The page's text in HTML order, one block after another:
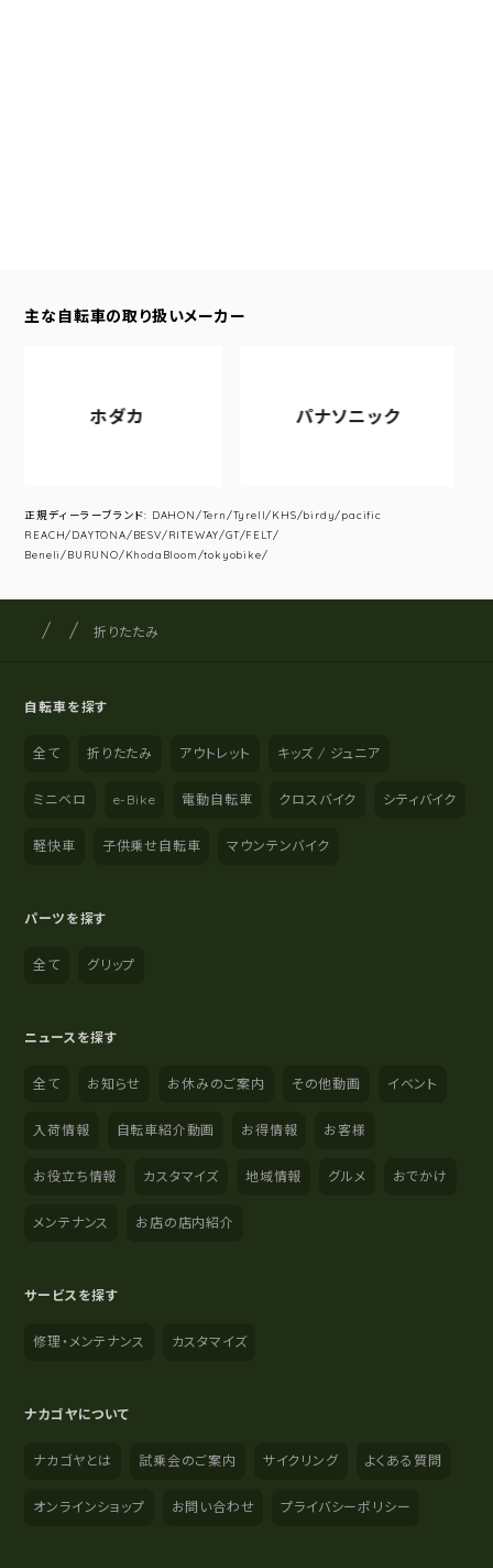
主な自転車の取り扱いメーカー
ホダカ パナソニック
正規ディーラーブランド: DAHON/Tern/Tyrell/KHS/birdy/pacific
REACH/DAYTONA/BESV/RITEWAY/GT/FELT/
Beneli/BURUNO/KhodaBloom/tokyobike/
サイト内の現在地
サイクルショップナカゴヤ
折りたたみ
自転車を探す
全て 折りたたみ アウトレット キッズ / ジュニア
ミニベロ e-Bike 電動自転車 クロスバイク シティバイク
軽快車 子供乗せ自転車 マウンテンバイク
パーツを探す
全て グリップ
ニュースを探す
全て お知らせ お休みのご案内 その他動画 イベント
入荷情報 自転車紹介動画 お得情報 お客様
お役立ち情報 カスタマイズ 地域情報 グルメ おでかけ
メンテナンス お店の店内紹介
サービスを探す
修理・メンテナンス カスタマイズ
ナカゴヤについて
ナカゴヤとは 試乗会のご案内 サイクリング よくある質問
オンラインショップ お問い合わせ プライバシーポリシー